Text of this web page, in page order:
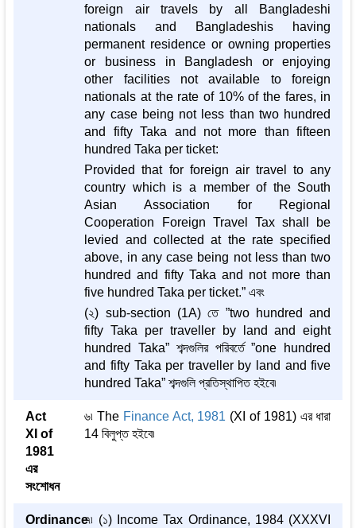
foreign air travels by all Bangladeshi
nationals and Bangladeshis having
permanent residence or owning properties
or business in Bangladesh or enjoying
other facilities not available to foreign
nationals at the rate of 10% of the fares, in
any case being not less than two hundred
and fifty Taka and not more than fifteen
hundred Taka per ticket:
Provided that for foreign air travel to any
country which is a member of the South
Asian Association for Regional
Cooperation Foreign Travel Tax shall be
levied and collected at the rate specified
above, in any case being not less than two
hundred and fifty Taka and not more than
five hundred Taka per ticket.” এবং
(২) sub-section (1A) তে ”two hundred and
fifty Taka per traveller by land and eight
hundred Taka” শব্দগুলির পরিবর্তে ”one hundred
and fifty Taka per traveller by land and five
hundred Taka” শব্দগুলি প্রতিস্থাপিত হইবে৷
Act
XI of
1981
এর
সংশোধন
৬৷ The Finance Act, 1981 (XI of 1981) এর ধারা
14 বিলুপ্ত হইবে৷
Ordinance৭৷ (১) Income Tax Ordinance, 1984 (XXXVI